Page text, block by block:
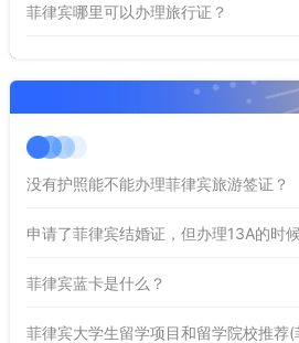
菲律宾哪里可以办理旅行证？
没有护照能不能办理菲律宾旅游签证？
菲律宾蓝卡是什么？